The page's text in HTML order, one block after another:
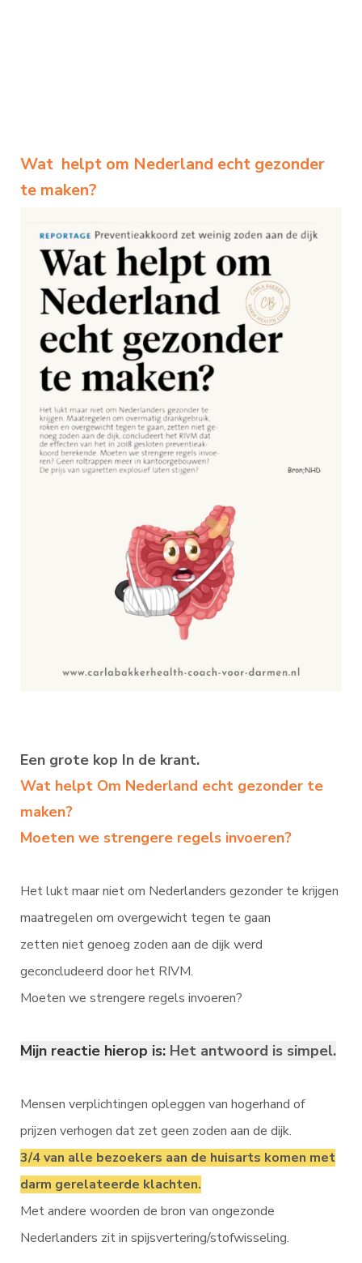
Wat helpt om Nederland echt gezonder
te maken?
Een grote kop In de krant.
Wat helpt Om Nederland echt gezonder te
maken?
Moeten we strengere regels invoeren?
Het lukt maar niet om Nederlanders gezonder te krijgen
maatregelen om overgewicht tegen te gaan
zetten niet genoeg zoden aan de dijk werd
geconcludeerd door het RIVM.
Moeten we strengere regels invoeren?
Mijn reactie hierop is: Het antwoord is simpel.
Mensen verplichtingen opleggen van hogerhand of
prijzen verhogen dat zet geen zoden aan de dijk.
3/4 van alle bezoekers aan de huisarts komen met
darm gerelateerde klachten.
Met andere woorden de bron van ongezonde
Nederlanders zit in spijsvertering/stofwisseling.